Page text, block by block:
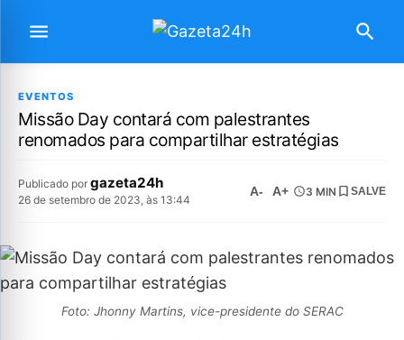
EVENTOS
Missão Day contará com palestrantes
renomados para compartilhar estratégias
Publicado por gazeta24h
26 de setembro de 2023, às 13:44
A- A+ 3 MIN SALVE
Foto: Jhonny Martins, vice-presidente do SERAC